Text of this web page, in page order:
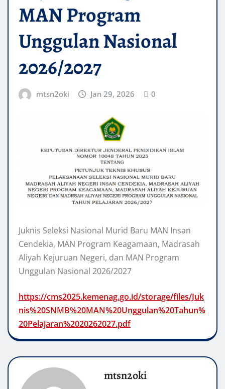
MAN Program
Unggulan Nasional
2026/2027
mtsn2oki Jan 29, 2026 0
Juknis Seleksi Nasional Murid Baru MAN Insan
Cendekia, MAN Program Keagamaan, Madrasah
Aliyah Kejuruan Negeri, dan MAN Program
Unggulan Nasional 2026/2027
https://cms2025.kemenag.go.id/storage/files/Juk
nis%20SNMB%20MAN%20Unggulan%20Tahun%
20Pelajaran%2020262027.pdf
mtsn2oki